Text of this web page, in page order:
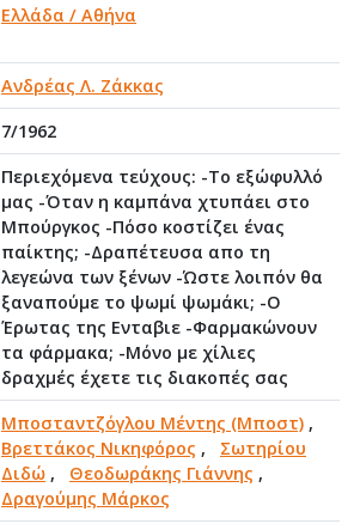
Ελλάδα / Αθήνα
Ανδρέας Λ. Ζάκκας
7/1962
Περιεχόμενα τεύχους: -Το εξώφυλλό
μας -Όταν η καμπάνα χτυπάει στο
Μπούργκος -Πόσο κοστίζει ένας
παίκτης; -Δραπέτευσα απο τη
λεγεώνα των ξένων -Ώστε λοιπόν θα
ξαναπούμε το ψωμί ψωμάκι; -Ο
Έρωτας της Ενταβιε -Φαρμακώνουν
τα φάρμακα; -Μόνο με χίλιες
δραχμές έχετε τις διακοπές σας
Μποσταντζόγλου Μέντης (Μποστ) ,
Βρεττάκος Νικηφόρος , Σωτηρίου
Διδώ , Θεοδωράκης Γιάννης ,
Δραγούμης Μάρκος